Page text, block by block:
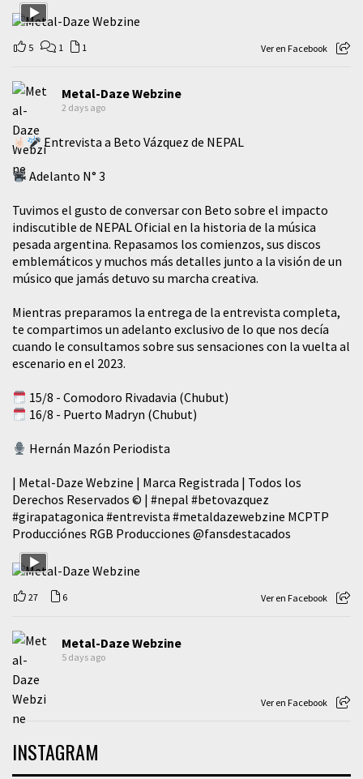
5 1 1 Ver en Facebook
Metal-Daze Webzine
2 days ago
Entrevista a Beto Vázquez de NEPAL
Adelanto N° 3
Tuvimos el gusto de conversar con Beto sobre el impacto
indiscutible de NEPAL Oficial en la historia de la música
pesada argentina. Repasamos los comienzos, sus discos
emblemáticos y muchos más detalles junto a la visión de un
músico que jamás detuvo su marcha creativa.
Mientras preparamos la entrega de la entrevista completa,
te compartimos un adelanto exclusivo de lo que nos decía
cuando le consultamos sobre sus sensaciones con la vuelta al
escenario en el 2023.
15/8 - Comodoro Rivadavia (Chubut)
16/8 - Puerto Madryn (Chubut)
Hernán Mazón Periodista
| Metal-Daze Webzine | Marca Registrada | Todos los
Derechos Reservados © | #nepal #betovazquez
#girapatagonica #entrevista #metaldazewebzine MCPTP
Producciónes RGB Producciones @fansdestacados
27 6 Ver en Facebook
Metal-Daze Webzine
5 days ago
Ver en Facebook
INSTAGRAM